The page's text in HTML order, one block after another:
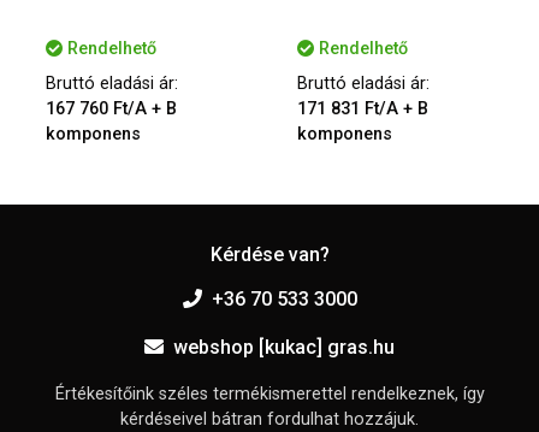
Rendelhető
Bruttó eladási ár:
167 760 Ft/A + B
komponens
Rendelhető
Bruttó eladási ár:
171 831 Ft/A + B
komponens
Kérdése van?
+36 70 533 3000
webshop [kukac] gras.hu
Értékesítőink széles termékismerettel rendelkeznek, így
kérdéseivel bátran fordulhat hozzájuk.